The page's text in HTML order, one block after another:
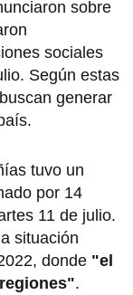
sobre
sociales
Según estas
generar
tuvo un
por 14
11 de julio.
situación
donde "el
.